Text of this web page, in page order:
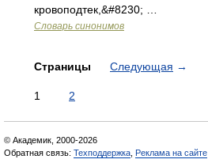
кровоподтек,&#8230; …
Словарь синонимов
Страницы Следующая →
1 2
© Академик, 2000-2026
Обратная связь: Техподдержка Реклама на сайте